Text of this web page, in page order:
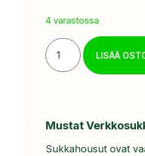
4 varastossa
LISÄÄ
Mustat
Sukkahousut ovat